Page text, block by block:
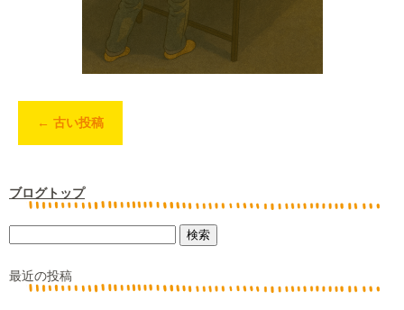
← 古い投稿
ブログトップ
最近の投稿